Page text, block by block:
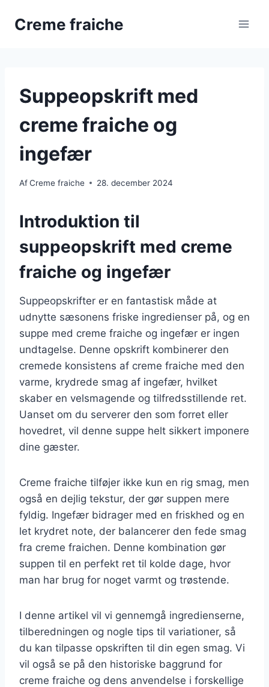
Creme fraiche
Suppeopskrift med
creme fraiche og
ingefær
AfCreme fraiche 28. december 2024
Introduktion til
suppeopskrift med creme
fraiche og ingefær
Suppeopskrifter er en fantastisk måde at
udnytte sæsonens friske ingredienser på, og en
suppe med creme fraiche og ingefær er ingen
undtagelse. Denne opskrift kombinerer den
cremede konsistens af creme fraiche med den
varme, krydrede smag af ingefær, hvilket
skaber en velsmagende og tilfredsstillende ret.
Uanset om du serverer den som forret eller
hovedret, vil denne suppe helt sikkert imponere
dine gæster.
Creme fraiche tilføjer ikke kun en rig smag, men
også en dejlig tekstur, der gør suppen mere
fyldig. Ingefær bidrager med en friskhed og en
let krydret note, der balancerer den fede smag
fra creme fraichen. Denne kombination gør
suppen til en perfekt ret til kolde dage, hvor
man har brug for noget varmt og trøstende.
I denne artikel vil vi gennemgå ingredienserne,
tilberedningen og nogle tips til variationer, så
du kan tilpasse opskriften til din egen smag. Vi
vil også se på den historiske baggrund for
creme fraiche og dens anvendelse i forskellige